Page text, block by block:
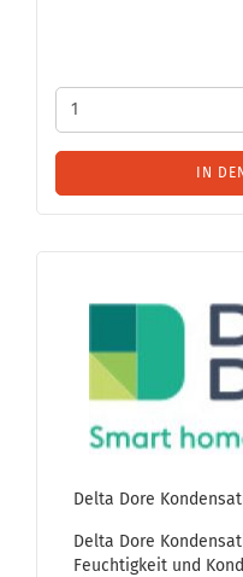
IN
Delta Dore
Delta Dore
Feuch­tig­keit und